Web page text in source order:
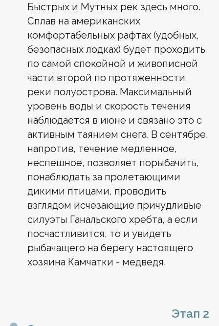
Быстрых и Мутных рек здесь много.
Сплав на американских
комфортабельных рафтах (удобных,
безопасных лодках) будет проходить
по самой спокойной и живописной
части второй по протяженности
реки полуострова. Максимальный
уровень воды и скорость течения
наблюдается в июне и связано это с
активным таянием снега. В сентябре,
напротив, течение медленное,
неспешное, позволяет порыбачить,
понаблюдать за пролетающими
дикими птицами, проводить
взглядом исчезающие причудливые
силуэты Ганальского хребта, а если
посчастливится, то и увидеть
рыбачащего на берегу настоящего
хозяина Камчатки - медведя.
Этап 2